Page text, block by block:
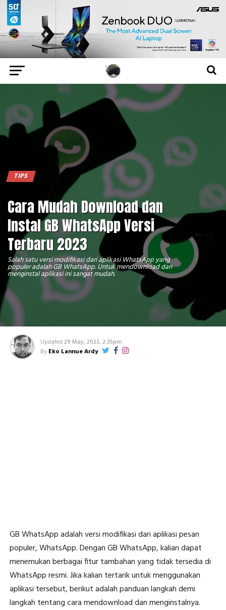
TIPS
Cara Mudah Download dan
Instal GB WhatsApp Versi
Terbaru 2023
Salah satu versi modifikasi dari aplikasi WhatsApp yang
populer adalah GB WhatsApp. Untuk mendownload dan
menginstal aplikasi ini sangat mudah.
Updated 29 May, 2023, 2:35pm
By Eko Lannue Ardy
GB WhatsApp adalah versi modifikasi dari aplikasi pesan
populer, WhatsApp. Dengan GB WhatsApp, kalian dapat
menemukan berbagai fitur tambahan yang tidak tersedia di
WhatsApp resmi. Jika kalian tertarik untuk menggunakan
aplikasi tersebut, berikut adalah panduan langkah demi
langkah tentang cara mendownload dan menginstalnya.